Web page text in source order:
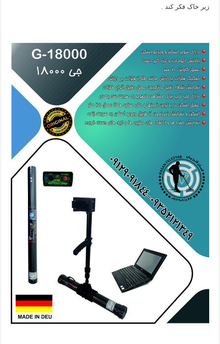
زیر خاک فکر کند .